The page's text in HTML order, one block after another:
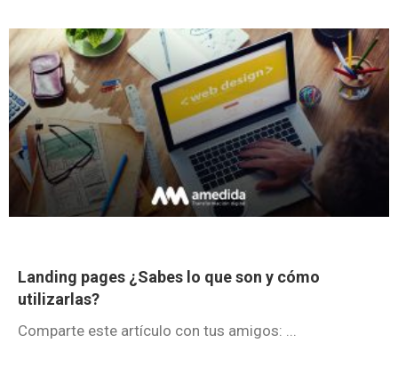
Landing pages ¿Sabes lo que son y cómo
utilizarlas?
Comparte este artículo con tus amigos: ...